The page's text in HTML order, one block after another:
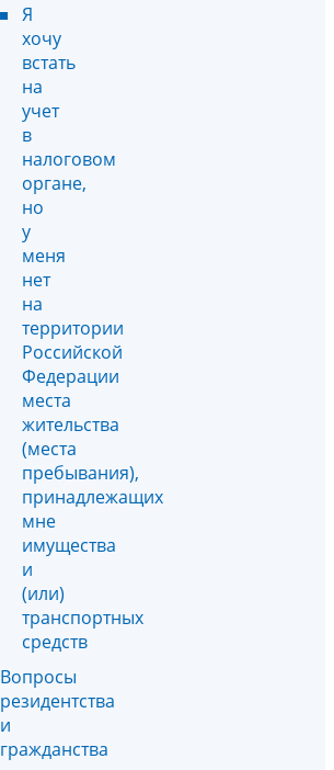
Я
хочу
встать
на
учет
в
налоговом
органе,
но
у
меня
нет
на
территории
Российской
Федерации
места
жительства
(места
пребывания),
принадлежащих
мне
имущества
и
(или)
транспортных
средств
Вопросы
резидентства
и
гражданства